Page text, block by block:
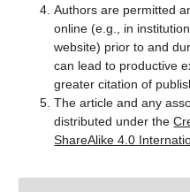
Authors are permitted
online (e.g., in
website) prior to and
can lead to productive
greater citation of
The article and any
distributed under the
ShareAlike 4.0